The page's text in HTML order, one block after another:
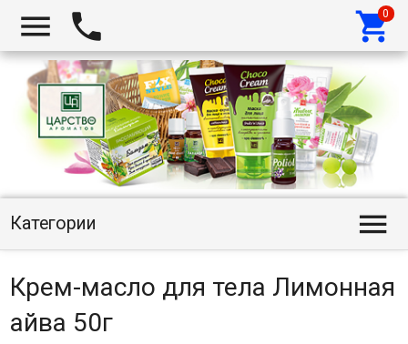
  
Категории 
Крем-масло для тела Лимонная
айва 50г